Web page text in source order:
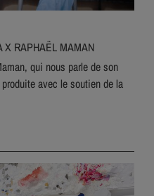
X RAPHAËL MAMAN
qui nous parle de son
avec le soutien de la